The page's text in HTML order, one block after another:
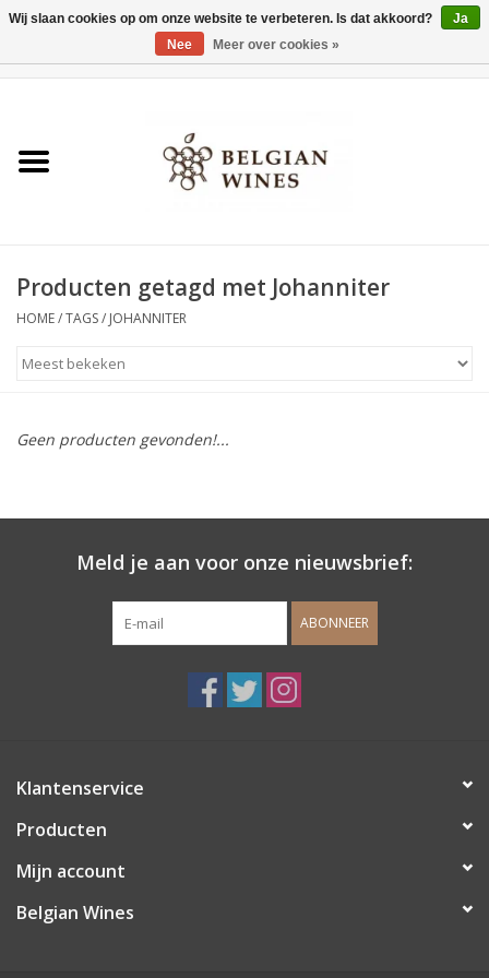
Wijnen
Wijnbar Antwerpen
Producten getagd met Johanniter
HOME/TAGS/ JOHANNITER
Geen producten gevonden!...
Meld je aan voor onze nieuwsbrief:
ABONNEER
Klantenservice
Producten
Mijn account
Belgian Wines
Wij slaan cookies op om onze website te verbeteren. Is dat akkoord?
Ja
Nee
Meer over cookies »